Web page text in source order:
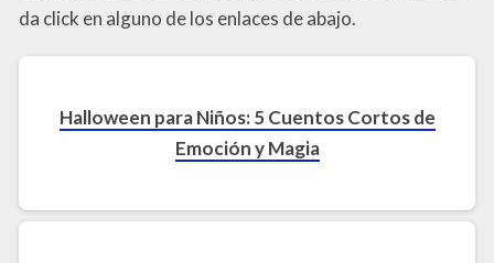
da click en alguno de los enlaces de abajo.
Halloween para Niños: 5 Cuentos Cortos de
Emoción y Magia